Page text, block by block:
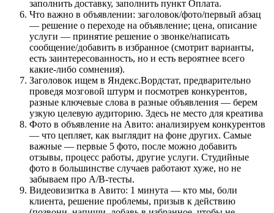
заполнить доставку, заполнить пункт Оплата.
Что важно в объявлении: заголовок/фото/первый абзац
— решение о переходе на объявление; цена, описание
услуги — принятие решение о звонке/написать
сообщение/добавить в избранное (смотрит варианты,
есть заинтересованность, но и есть вероятнее всего
какие-либо сомнения).
Заголовок ищем в Яндекс.Вордстат, предварительно
проведя мозговой штурм и посмотрев конкурентов,
разные ключевые слова в разные объявления — берем
узкую целевую аудиторию. Здесь не место для креатива
Фото в объявление на Авито: анализируем конкурентов
— что цепляет, как выглядит на фоне других. Самые
важные — первые 5 фото, после можно добавить
отзывы, процесс работы, другие услуги. Студийные
фото в большинстве случаев работают хуже, но не
забываем про А/В-тесты.
Видеовизитка в Авито: 1 минута — кто мы, боли
клиента, решение проблемы, призыв к действию